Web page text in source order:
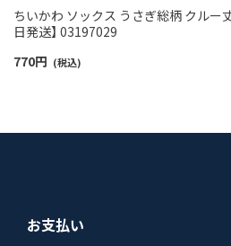
ちいかわ ソックス うさぎ総柄 クルー
日発送】 03197029
770円 (税込)
お支払い